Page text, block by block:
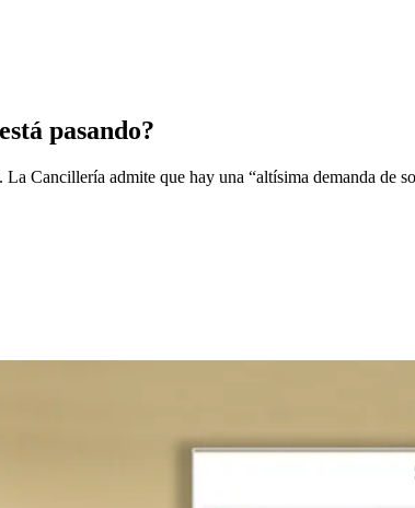
pasando?
Cancillería admite que hay una “altísima demanda de